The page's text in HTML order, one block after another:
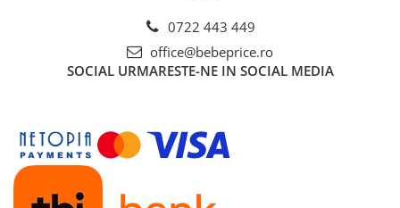
0722 443 449
office@bebeprice.ro
SOCIAL URMARESTE-NE IN SOCIAL MEDIA